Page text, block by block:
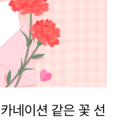
네이션 같은 꽃 선